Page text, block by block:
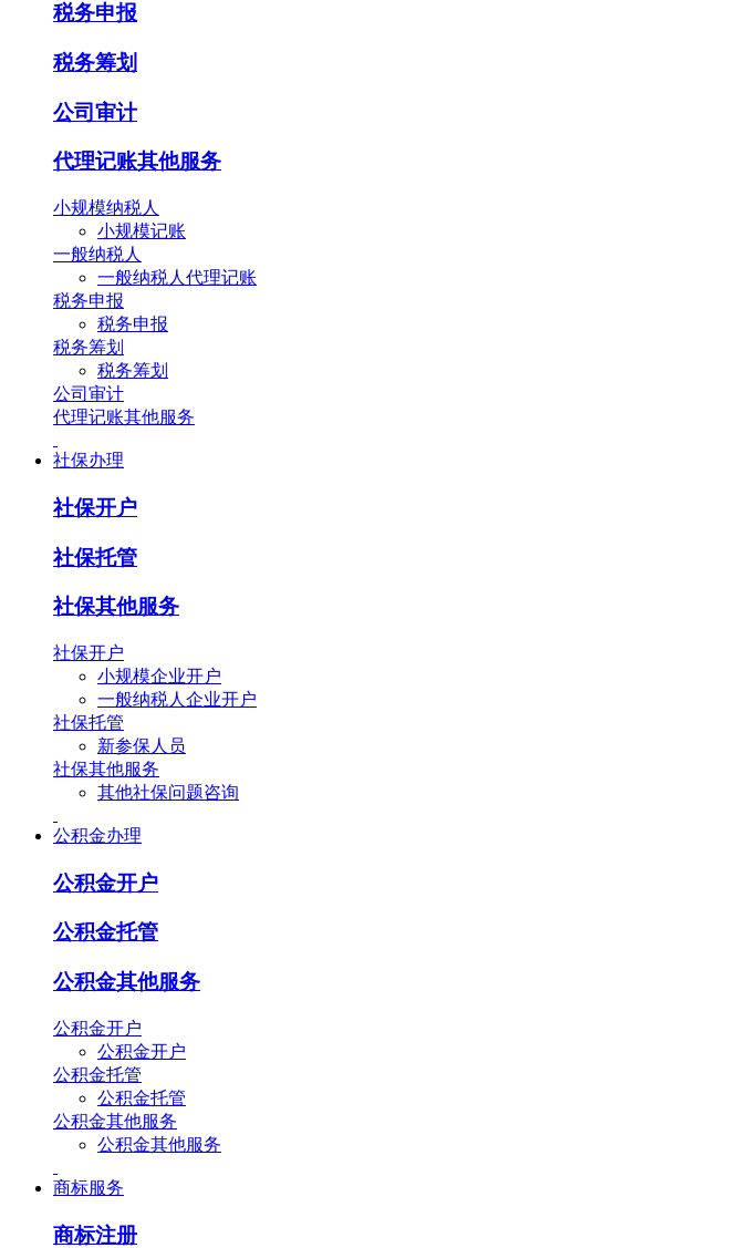
税务申报
税务筹划
公司审计
代理记账其他服务
小规模纳税人
小规模记账
一般纳税人
一般纳税人代理记账
税务申报
税务申报
税务筹划
税务筹划
公司审计
代理记账其他服务
社保办理
社保开户
社保托管
社保其他服务
社保开户
小规模企业开户
一般纳税人企业开户
社保托管
新参保人员
社保其他服务
其他社保问题咨询
公积金办理
公积金开户
公积金托管
公积金其他服务
公积金开户
公积金开户
公积金托管
公积金托管
公积金其他服务
公积金其他服务
商标服务
商标注册